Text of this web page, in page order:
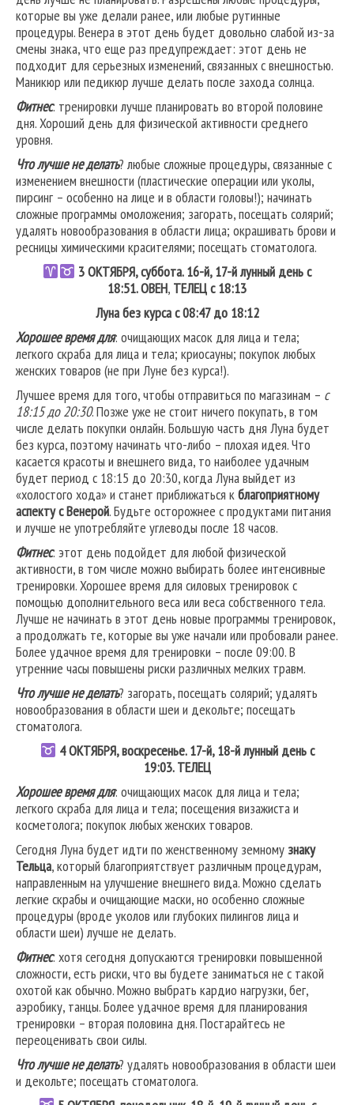
которые вы уже делали ранее, или любые рутинные
процедуры. Венера в этот день будет довольно слабой из-за
смены знака, что еще раз предупреждает: этот день не
подходит для серьезных изменений, связанных с внешностью.
Маникюр или педикюр лучше делать после захода солнца.
Фитнес: тренировки лучше планировать во второй половине
дня. Хороший день для физической активности среднего
уровня.
Что лучше не делать? любые сложные процедуры, связанные с
изменением внешности (пластические операции или уколы,
пирсинг – особенно на лице и в области головы!); начинать
сложные программы омоложения; загорать, посещать солярий;
удалять новообразования в области лица; окрашивать брови и
ресницы химическими красителями; посещать стоматолога.
3ОКТЯБРЯ, суббота. 16-й, 17-й лунный день с
18:51.ОВЕН, ТЕЛЕЦс 18:13
Луна без курса с 08:47 до 18:12
Хорошее время для: очищающих масок для лица и тела;
легкого скраба для лица и тела; криосауны; покупок любых
женских товаров (не при Луне без курса!).
Лучшее время для того, чтобы отправиться по магазинам – с
18:15 до 20:30. Позже уже не стоит ничего покупать, в том
числе делать покупки онлайн. Большую часть дня Луна будет
без курса, поэтому начинать что-либо – плохая идея. Что
касается красоты и внешнего вида, то наиболее удачным
будет период с 18:15 до 20:30, когда Луна выйдет из
«холостого хода» и станет приближаться кблагоприятному
аспекту с Венерой. Будьте осторожнее с продуктами питания
и лучше не употребляйте углеводы после 18 часов.
Фитнес: этот день подойдет для любой физической
активности, в том числе можно выбирать более интенсивные
тренировки. Хорошее время для силовых тренировок с
помощью дополнительного веса или веса собственного тела.
Лучше не начинать в этот день новые программы тренировок,
а продолжать те, которые вы уже начали или пробовали ранее.
Более удачное время для тренировки – после 09:00. В
утренние часы повышены риски различных мелких травм.
Что лучше не делать? загорать, посещать солярий; удалять
новообразования в области шеи и декольте; посещать
стоматолога.
4ОКТЯБРЯ, воскресенье. 17-й, 18-й лунный день с
19:03.ТЕЛЕЦ
Хорошее время для: очищающих масок для лица и тела;
легкого скраба для лица и тела; посещения визажиста и
косметолога; покупок любых женских товаров.
Сегодня Луна будет идти по женственному земному знаку
Тельца, который благоприятствует различным процедурам,
направленным на улучшение внешнего вида. Можно сделать
легкие скрабы и очищающие маски, но особенно сложные
процедуры (вроде уколов или глубоких пилингов лица и
области шеи) лучше не делать.
Фитнес: хотя сегодня допускаются тренировки повышенной
сложности, есть риски, что вы будете заниматься не с такой
охотой как обычно. Можно выбрать кардио нагрузки, бег,
аэробику, танцы. Более удачное время для планирования
тренировки – вторая половина дня. Постарайтесь не
переоценивать свои силы.
Что лучше не делать? удалять новообразования в области шеи
и декольте; посещать стоматолога.